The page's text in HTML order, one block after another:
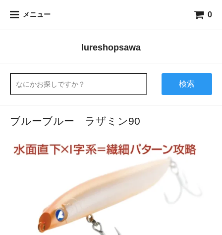
メニュー 0
lureshopsawa
検索
ブルーブルー ラザミン90